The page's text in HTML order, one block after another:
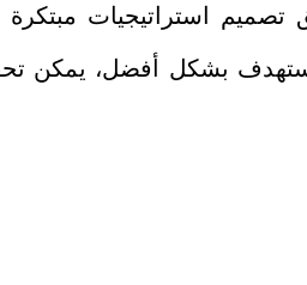
استراتيجيات مبتكرة
بشكل أفضل، يمكن